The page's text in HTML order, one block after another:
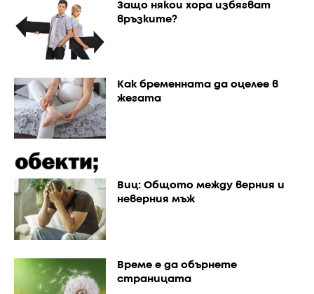
Защо някои хора избягват
връзките?
Как бременната да оцелее в
жегата
Виц: Общото между верния и
неверния мъж
Време е да обърнете
страницата